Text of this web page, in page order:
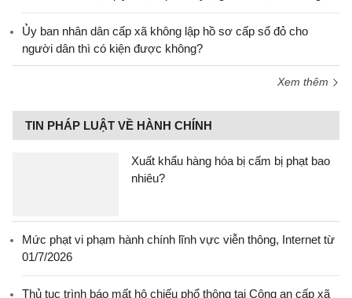
Ủy ban nhân dân cấp xã không lập hồ sơ cấp sổ đỏ cho
người dân thì có kiện được không?
Xem thêm
TIN PHÁP LUẬT VỀ HÀNH CHÍNH
Xuất khẩu hàng hóa bị cấm bị phạt bao
nhiêu?
Mức phạt vi phạm hành chính lĩnh vực viễn thông, Internet từ
01/7/2026
Thủ tục trình báo mất hộ chiếu phổ thông tại Công an cấp xã